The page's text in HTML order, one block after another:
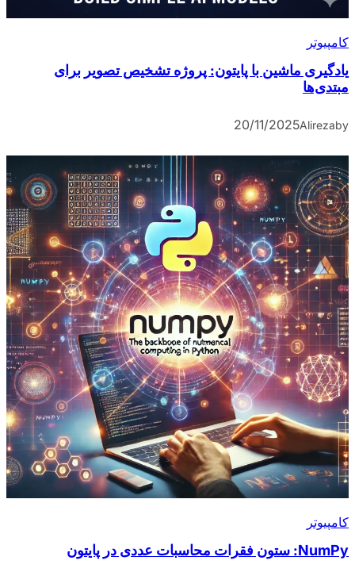
کامپیوتر
یادگیری ماشین با پایتون: پروژه تشخیص تصویر برای
مبتدی‌ها
by
Alireza
20/11/2025
کامپیوتر
NumPy: ستون فقرات محاسبات عددی در پایتون